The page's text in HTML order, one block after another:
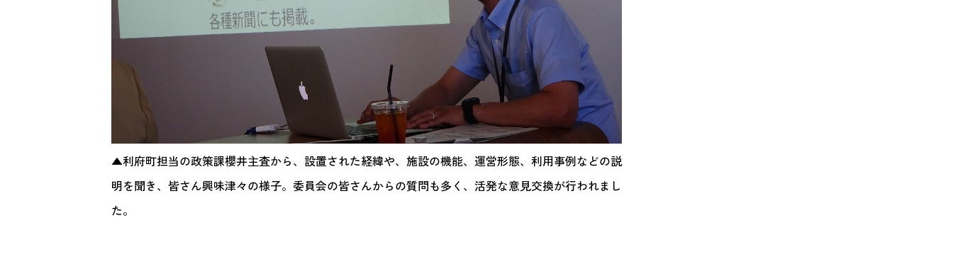
▲利府町担当の政策課櫻井主査から、設置された経緯や、施設の機能、運営形態、利用事例などの説
明を聞き、皆さん興味津々の様子。委員会の皆さんからの質問も多く、活発な意見交換が行われまし
た。